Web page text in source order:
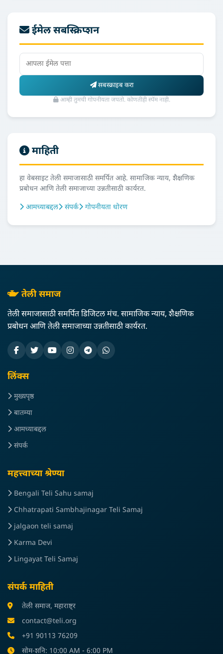
ईमेल सबस्क्रिप्शन
सबस्क्राइब करा
आम्ही तुमची गोपनीयता जपतो. कोणतीही स्पॅम नाही.
माहिती
हा वेबसाइट तेली समाजासाठी समर्पित आहे. सामाजिक न्याय, शैक्षणिक
प्रबोधन आणि तेली समाजाच्या उन्नतीसाठी कार्यरत.
आमच्याबद्दल
संपर्क गोपनीयता धोरण
तेली समाज
तेली समाजासाठी समर्पित डिजिटल मंच. सामाजिक न्याय, शैक्षणिक
प्रबोधन आणि तेली समाजाच्या उन्नतीसाठी कार्यरत.
लिंक्स
मुख्यपृष्ठ
बातम्या
आमच्याबद्दल
संपर्क
महत्त्वाच्या श्रेण्या
Bengali Teli Sahu samaj
Chhatrapati Sambhajinagar Teli Samaj
jalgaon teli samaj
Karma Devi
Lingayat Teli Samaj
संपर्क माहिती
तेली समाज, महाराष्ट्र
contact@teli.org
+91 90113 76209
सोम-शनि: 10:00 AM - 6:00 PM